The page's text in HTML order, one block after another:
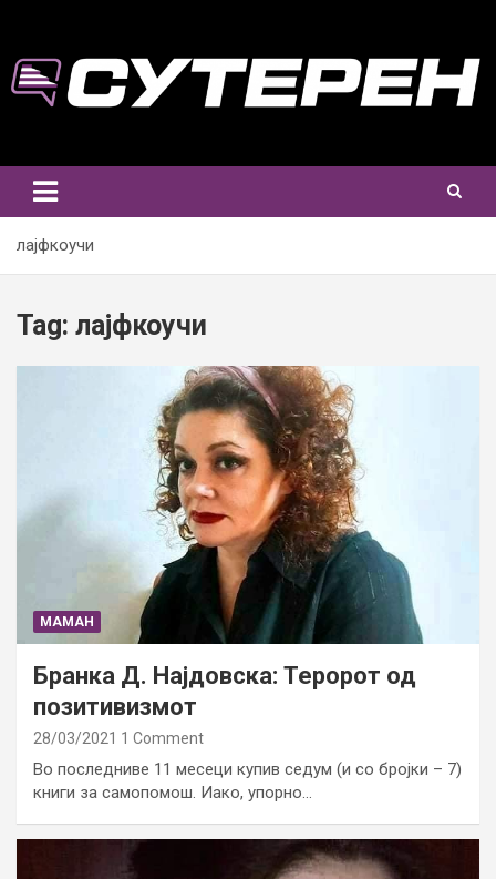
content
лајфкоучи
Tag: лајфкоучи
МАМАН
Бранка Д. Најдовска: Теророт од
позитивизмот
28/03/2021 1 Comment
Во последниве 11 месеци купив седум (и со бројки – 7)
книги за самопомош. Иако, упорно…